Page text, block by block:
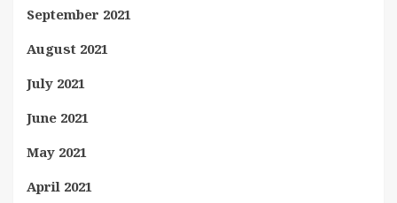
September 2021
August 2021
July 2021
June 2021
May 2021
April 2021